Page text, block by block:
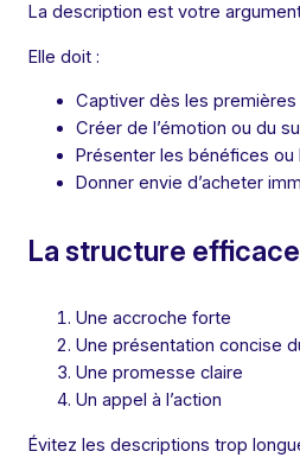
La description est votre
Elle doit :
Captiver dès les premières
Créer de l’émotion ou du
Présenter les bénéfices ou
Donner envie d’acheter
La structure efficace
Une accroche forte
Une présentation concise
Une promesse claire
Un appel à l’action
Évitez les descriptions trop